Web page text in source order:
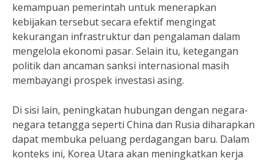
kemampuan pemerintah untuk menerapkan
kebijakan tersebut secara efektif mengingat
kekurangan infrastruktur dan pengalaman dalam
mengelola ekonomi pasar. Selain itu, ketegangan
politik dan ancaman sanksi internasional masih
membayangi prospek investasi asing.
Di sisi lain, peningkatan hubungan dengan negara-
negara tetangga seperti China dan Rusia diharapkan
dapat membuka peluang perdagangan baru. Dalam
konteks ini, Korea Utara akan meningkatkan kerja